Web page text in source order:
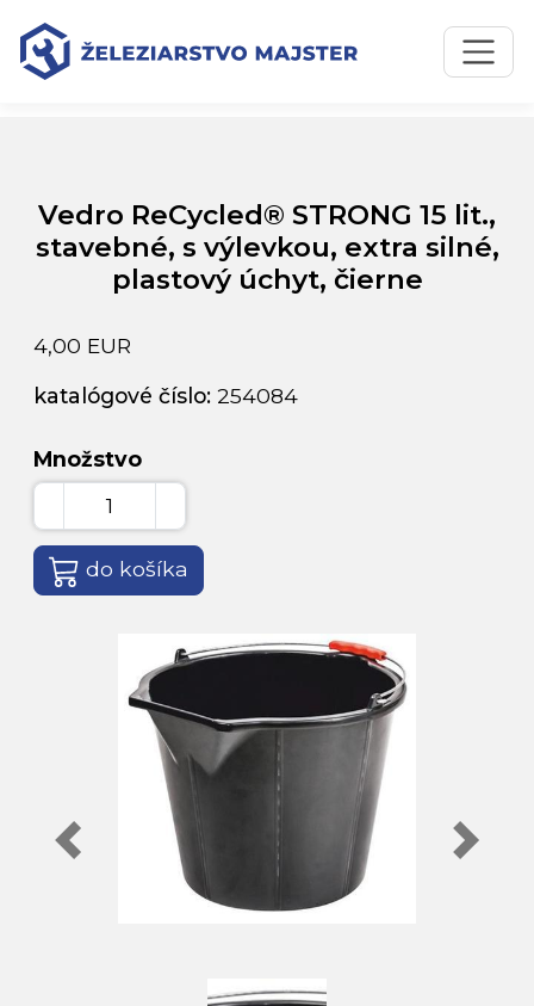
Preskočiť na obsah
Preskočiť na hlavné menu
Úvodná stránka
Vedro ReCycled® STRONG 15 lit., stavebné, s výlevkou,
extra silné, plastový úchyt, čierne
Vedro ReCycled® STRONG 15 lit.,
stavebné, s výlevkou, extra silné,
plastový úchyt, čierne
4,00 EUR
katalógové číslo: 254084
Množstvo
do košíka